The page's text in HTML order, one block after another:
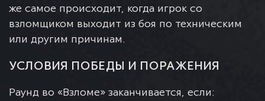
же самое происходит, когда игрок со
взломщиком выходит из боя по техническим
или другим причинам.
УСЛОВИЯ ПОБЕДЫ И ПОРАЖЕНИЯ
Раунд во «Взломе» заканчивается, если: